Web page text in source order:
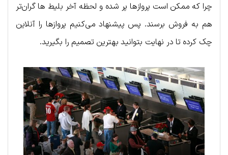
چرا که ممکن است پروازها پر شده و لحظه آخر بلیط ها گران‌تر
هم به فروش برسند. پس پیشنهاد می‌کنیم پروازها را آنلاین
چک کرده تا در نهایت بتوانید بهترین تصمیم را بگیرید.